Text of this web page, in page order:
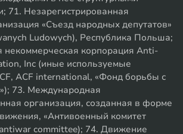
71. Незарегистрированная
«Съезд народных депутатов»
Ludowych), Республика Польша;
некоммерческая корпорация Anti-
Inc (иные используемые
ACF international, «Фонд борьбы с
73. Международная
организация, созданная в форме
«Антивоенный комитет
committee); 74. Движение